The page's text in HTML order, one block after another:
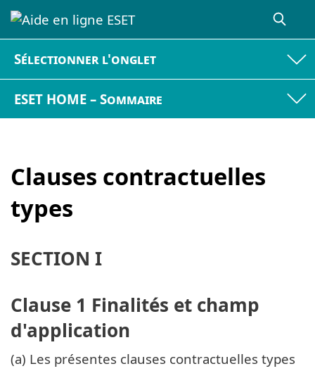
Sélectionner l'onglet
ESET HOME – Sommaire
Clauses contractuelles
types
SECTION I
Clause 1 Finalités et champ
d'application
(a) Les présentes clauses contractuelles types